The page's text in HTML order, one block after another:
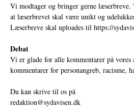
Vi modtager og bringer gerne
at læserbrevet skal være unikt og
Læserbreve skal uploades til https://
Debat
Vi er glade for alle kommentarer på
kommentarer for personangreb, racisme,
Du kan skrive til os på
redaktion@sydavisen.dk